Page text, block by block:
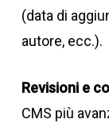
(data di
autore, ecc.).
Revisioni e
CMS più